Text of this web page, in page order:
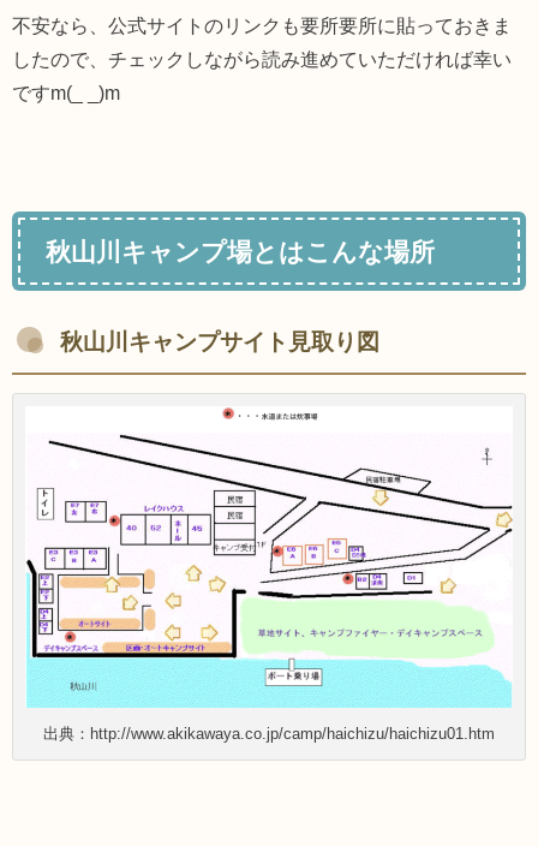
不安なら、公式サイトのリンクも要所要所に貼っておきま
したので、チェックしながら読み進めていただければ幸い
ですm(_ _)m
秋山川キャンプ場とはこんな場所
秋山川キャンプサイト見取り図
出典：http://www.akikawaya.co.jp/camp/haichizu/haichizu01.htm